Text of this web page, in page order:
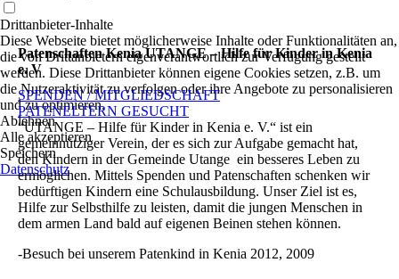
Patenschaften Kenia UTANGE – Hilfe für Kinder in Kenia
e. V
SPENDEN / MITGLIEDSCHAFT
PATENELTERN GESUCHT
“UTANGE – Hilfe für Kinder in Kenia e. V.“ ist ein
gemeinnütziger Verein, der es sich zur Aufgabe gemacht hat,
den Kindern in der Gemeinde Utange ein besseres Leben zu
ermöglichen. Mittels Spenden und Patenschaften schenken wir
bedürftigen Kindern eine Schulausbildung. Unser Ziel ist es,
Hilfe zur Selbsthilfe zu leisten, damit die jungen Menschen in
dem armen Land bald auf eigenen Beinen stehen können.
-Besuch bei unserem Patenkind in Kenia 2012, 2009
Drittanbieter-Inhalte
Diese Webseite bietet möglicherweise Inhalte oder Funktionalitäten an,
die von Drittanbietern eigenverantwortlich zur Verfügung gestellt
werden. Diese Drittanbieter können eigene Cookies setzen, z.B. um
die Nutzeraktivität zu verfolgen oder ihre Angebote zu personalisieren
und zu optimieren.
Ablehnen
Alle akzeptieren
Speichern
Datenschutz